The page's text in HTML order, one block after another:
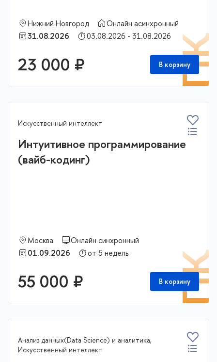
Нижний Новгород
Онлайн асинхронный
31.08.2026
03.08.2026 - 31.08.2026
23 000 ₽ В корзину
Искусственный интеллект
Интуитивное программирование
(вайб-кодинг)
Москва
Онлайн синхронный
01.09.2026
от 5 недель
55 000 ₽ В корзину
Анализ данных(Data Science) и аналитика,
Искусственный интеллект